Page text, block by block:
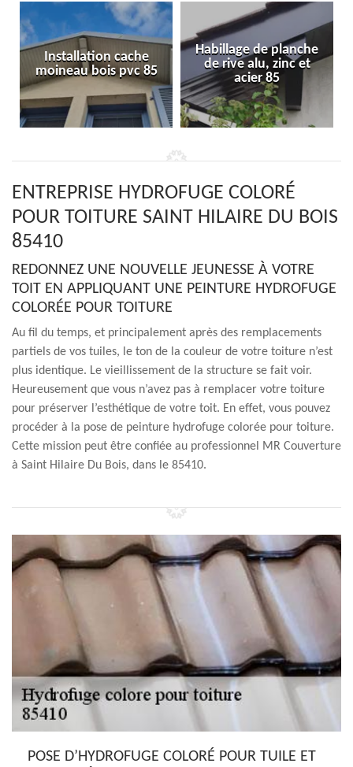
Installation cache
moineau bois pvc 85
Habillage de planche
de rive alu, zinc et
acier 85
ENTREPRISE HYDROFUGE COLORÉ
POUR TOITURE SAINT HILAIRE DU BOIS
85410
REDONNEZ UNE NOUVELLE JEUNESSE À VOTRE
TOIT EN APPLIQUANT UNE PEINTURE HYDROFUGE
COLORÉE POUR TOITURE
Au fil du temps, et principalement après des remplacements
partiels de vos tuiles, le ton de la couleur de votre toiture n’est
plus identique. Le vieillissement de la structure se fait voir.
Heureusement que vous n’avez pas à remplacer votre toiture
pour préserver l’esthétique de votre toit. En effet, vous pouvez
procéder à la pose de peinture hydrofuge colorée pour toiture.
Cette mission peut être confiée au professionnel MR Couverture
à Saint Hilaire Du Bois, dans le 85410.
POSE D’HYDROFUGE COLORÉ POUR TUILE ET